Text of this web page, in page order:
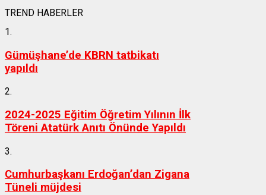
TREND HABERLER
1.
Gümüşhane’de KBRN tatbikatı
yapıldı
2.
2024-2025 Eğitim Öğretim Yılının İlk
Töreni Atatürk Anıtı Önünde Yapıldı
3.
Cumhurbaşkanı Erdoğan’dan Zigana
Tüneli müjdesi